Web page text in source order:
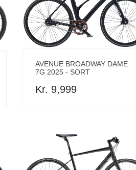
AVENUE BROADWAY DAME
7G 2025 - SORT
Kr. 9,999